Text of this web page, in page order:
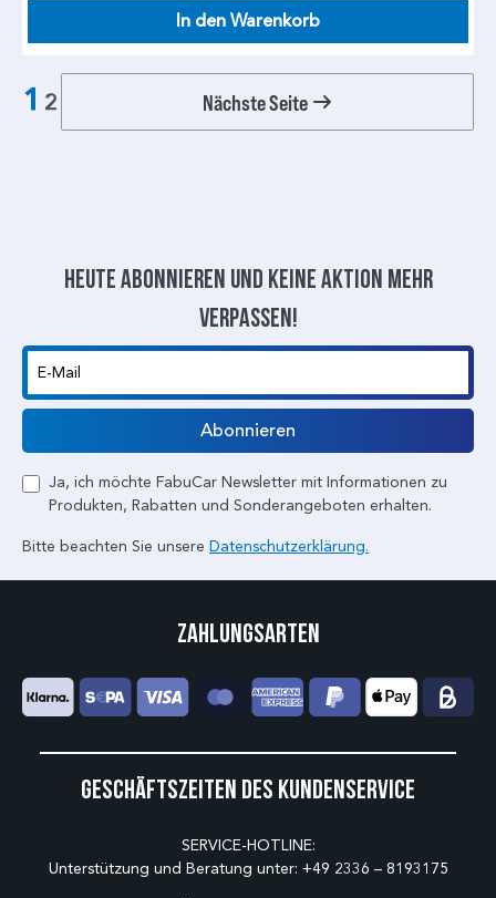
In den Warenkorb
1 2 Nächste Seite
Heute abonnieren und keine aktion mehr
verpassen!
E-Mail
Abonnieren
Ja, ich möchte FabuCar Newsletter mit Informationen zu
Produkten, Rabatten und Sonderangeboten erhalten.
Bitte beachten Sie unsere Datenschutzerklärung.
Geschäftszeiten des Kundenservice
SERVICE-HOTLINE:
Unterstützung und Beratung unter: +49 2336 – 8193175
Zahlungsarten